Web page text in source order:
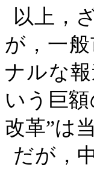
以上，
が，一
ナルな
いう巨
改革”は
だが，